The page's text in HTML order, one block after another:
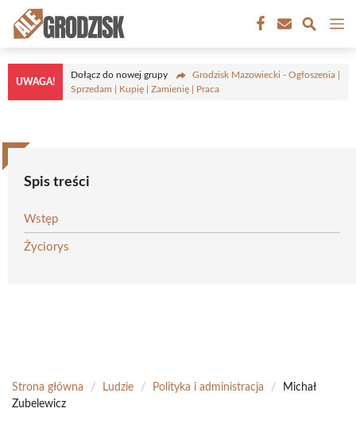
Przejdź
treści
UWAGA!
Dołącz do nowej grupy
Grodzisk Mazowiecki - Ogłoszenia |
Sprzedam | Kupię | Zamienię | Praca
Spis treści
Wstęp
Życiorys
Strona główna / Ludzie / Polityka i administracja /
Michał
Zubelewicz